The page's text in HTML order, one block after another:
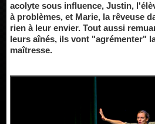
acolyte sous influence, Justin,
à problèmes, et Marie, la rêveuse
rien à leur envier. Tout aussi
leurs aînés, ils vont "agrémenter"
maîtresse.